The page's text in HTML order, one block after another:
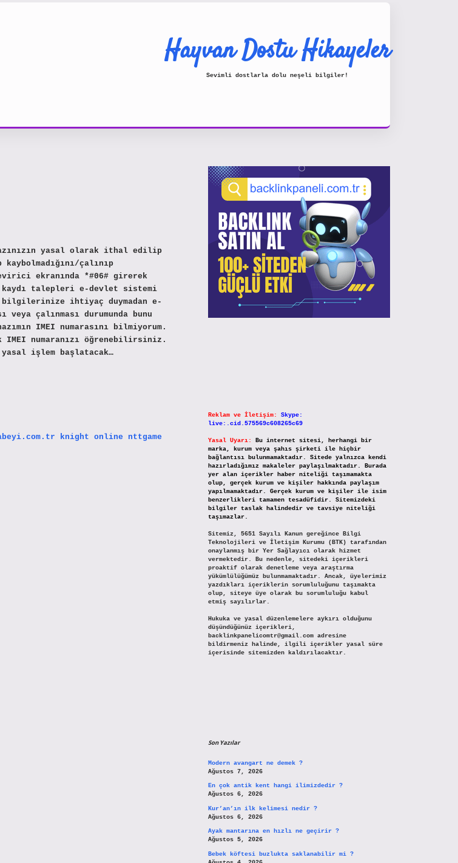
Hayvan Dostu Hikayeler
Sevimli dostlarla dolu neşeli bilgiler!
yasal olarak ithal edilip
çalınıp
ekranında *#06# girerek
talepleri e-devlet sistemi
bilgilerinize ihtiyaç duymadan e-
çalınması durumunda bunu
IMEI numarasını bilmiyorum.
IMEI numaranızı öğrenebilirsiniz.
yasal işlem başlatacak…
knight online nttgame
Reklam ve İletişim:
Skype:
live:.cid.575569c608265c69
Yasal Uyarı:
Bu internet sitesi, herhangi bir
marka, kurum veya şahıs şirketi ile hiçbir
bağlantısı bulunmamaktadır. Sitede yalnızca kendi
hazırladığımız makaleler paylaşılmaktadır. Burada
yer alan içerikler haber niteliği taşımamakta
olup, gerçek kurum ve kişiler hakkında paylaşım
yapılmamaktadır. Gerçek kurum ve kişiler ile isim
benzerlikleri tamamen tesadüfidir. Sitemizdeki
bilgiler taslak halindedir ve tavsiye niteliği
taşımazlar.
Sitemiz, 5651 Sayılı Kanun gereğince Bilgi
Teknolojileri ve İletişim Kurumu (BTK) tarafından
onaylanmış bir Yer Sağlayıcı olarak hizmet
vermektedir. Bu nedenle, sitedeki içerikleri
proaktif olarak denetleme veya araştırma
yükümlülüğümüz bulunmamaktadır. Ancak, üyelerimiz
yazdıkları içeriklerin sorumluluğunu taşımakta
olup, siteye üye olarak bu sorumluluğu kabul
etmiş sayılırlar.
Hukuka ve yasal düzenlemelere aykırı olduğunu
düşündüğünüz içerikleri,
backlinkpanelicomtr@gmail.comadresine
bildirmeniz halinde, ilgili içerikler yasal süre
içerisinde sitemizden kaldırılacaktır.
Son Yazılar
Modern avangart ne demek ?
Ağustos 7, 2026
En çok antik kent hangi ilimizdedir ?
Ağustos 6, 2026
Kur’an’ın ilk kelimesi nedir ?
Ağustos 6, 2026
Ayak mantarına en hızlı ne geçirir ?
Ağustos 5, 2026
Bebek köftesi buzlukta saklanabilir mi ?